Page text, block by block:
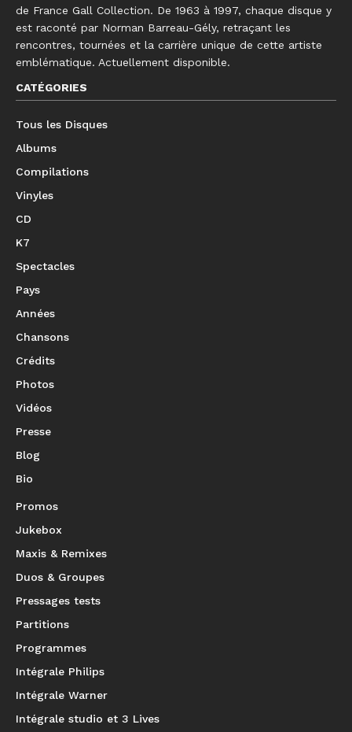
de France Gall Collection. De 1963 à 1997, chaque disque y
est raconté par Norman Barreau-Gély, retraçant les
rencontres, tournées et la carrière unique de cette artiste
emblématique. Actuellement disponible.
CATÉGORIES
Tous les Disques
Albums
Compilations
Vinyles
CD
K7
Spectacles
Pays
Années
Chansons
Crédits
Photos
Vidéos
Presse
Blog
Bio
Promos
Jukebox
Maxis & Remixes
Duos & Groupes
Pressages tests
Partitions
Programmes
Intégrale Philips
Intégrale Warner
Intégrale studio et 3 Lives